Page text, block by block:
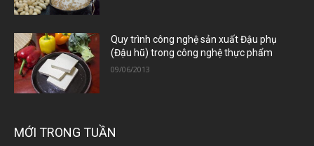
Quy trình công nghệ sản xuất Đậu phụ
(Đậu hũ) trong công nghệ thực phẩm
09/06/2013
MỚI TRONG TUẦN